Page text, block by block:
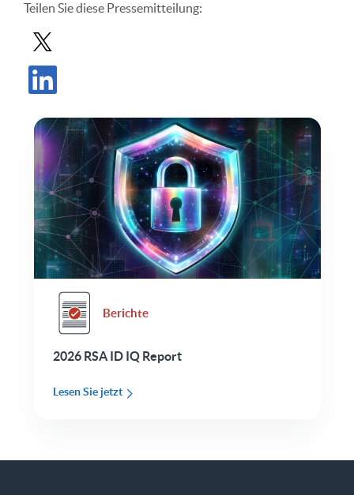
Teilen Siediese Pressemitteilung:
Pressemitteilung in X teilen
Berichte
2026 RSA ID IQ Report
Lesen Sie jetzt